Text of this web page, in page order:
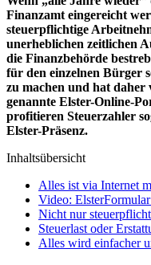
Finanzamt eingereicht
steuerpflichtige
unerheblichen zeitlichen
die Finanzbehörde
für den einzelnen Bürger
zu machen und hat daher
genannte Elster-Online-
profitieren Steuerzahler
Elster-Präsenz.
Inhaltsübersicht
Alles ist via Internet
Video:
Nicht nur
Steuerlast oder
Alles wird einfacher